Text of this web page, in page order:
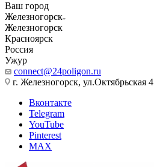
Ваш город
Железногорск
Железногорск
Красноярск
Россия
Ужур
connect@24poligon.ru
г. Железногорск, ул.Октябрьская 4
Вконтакте
Telegram
YouTube
Pinterest
MAX